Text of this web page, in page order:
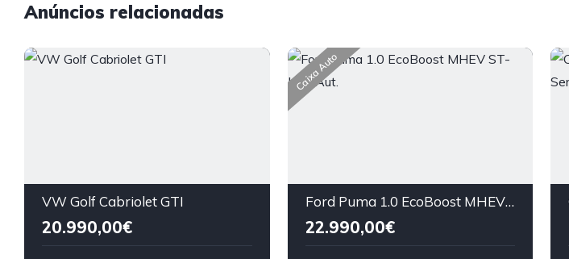
Anúncios relacionadas
VW Golf Cabriolet GTI
20.990,00€
Caixa Auto
Ford Puma 1.0 EcoBoost MHEV ST-Line Aut.
22.990,00€